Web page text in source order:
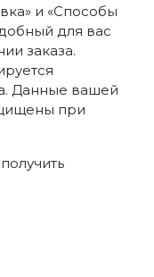
и «Способы
для вас
заказа.
Данные вашей
при